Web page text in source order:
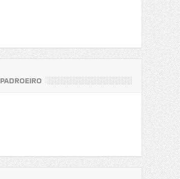
PADROEIRO